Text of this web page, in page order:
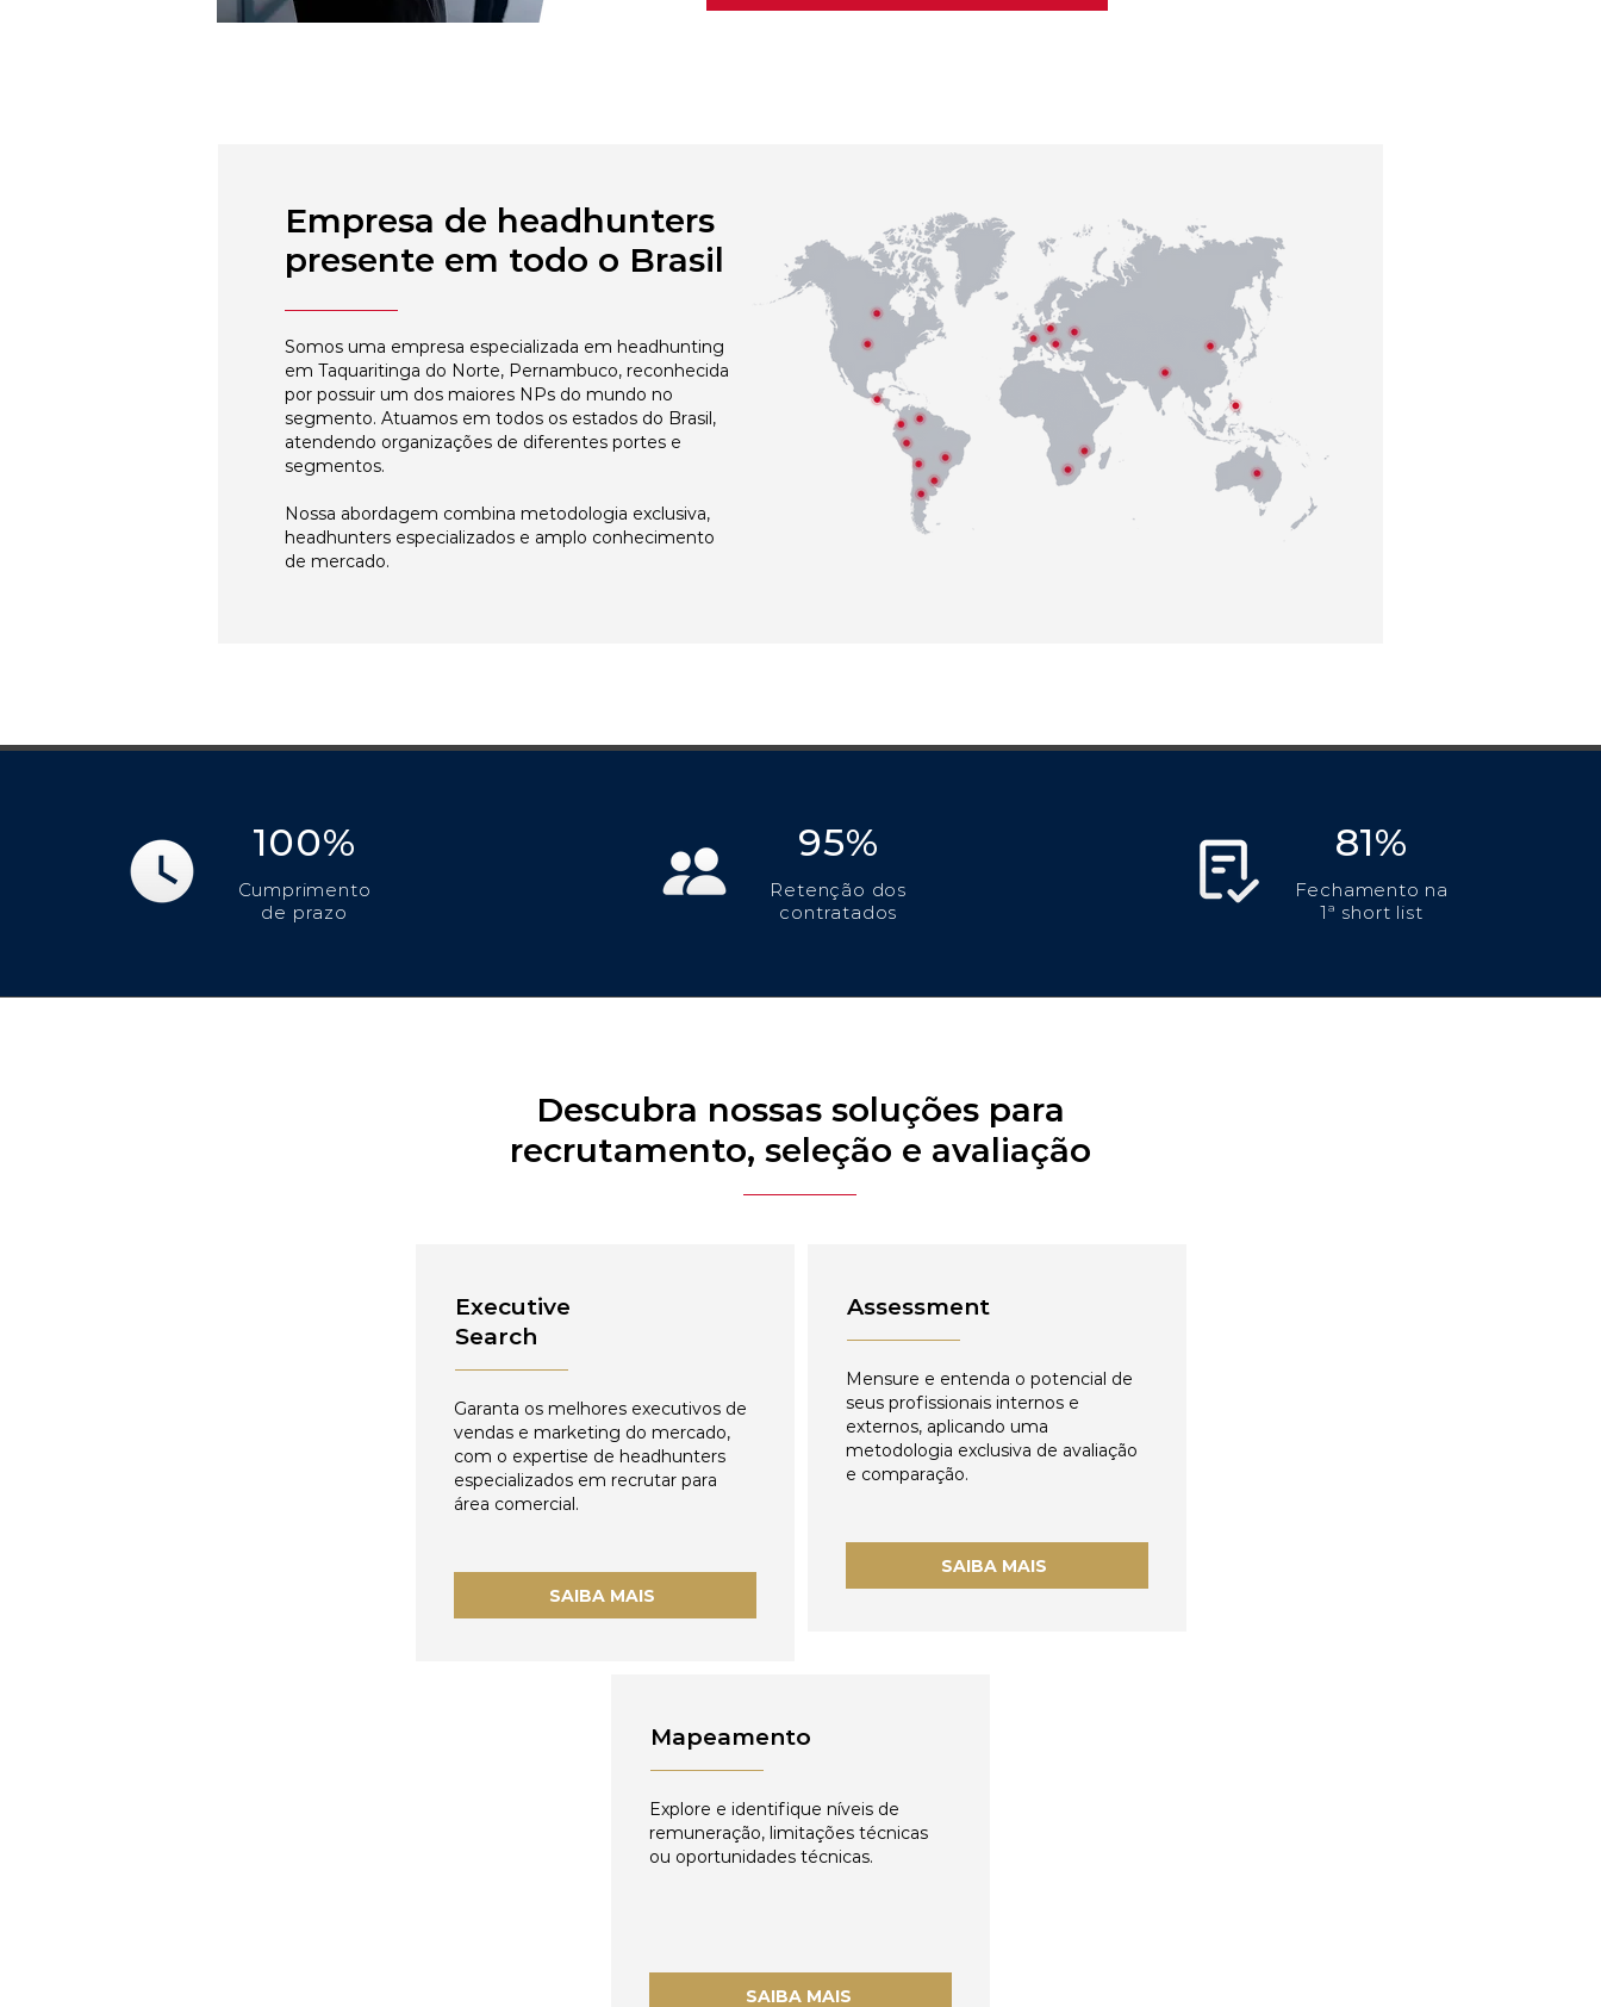
Empresa de headhunters
presente em todo o Brasil
Somos uma empresa especializada em headhunting
em Taquaritinga do Norte, Pernambuco, reconhecida
por possuir um dos maiores NPs do mundo no
segmento. Atuamos em todos os estados do Brasil,
atendendo organizações de diferentes portes e
segmentos.
Nossa abordagem combina metodologia exclusiva,
headhunters especializados e amplo conhecimento
de mercado.
100%
Cumprimento
de prazo
95%
Retenção dos
contratados
81%
Fechamento na
1ª short list
Descubra nossas soluções para
recrutamento, seleção e avaliação
Executive
Search
Garanta os melhores executivos de
vendas e marketing do mercado,
com o expertise de headhunters
especializados em recrutar para
área comercial.
SAIBA MAIS
Assessment
Mensure e entenda o potencial de
seus profissionais internos e
externos, aplicando uma
metodologia exclusiva de avaliação
e comparação.
SAIBA MAIS
Mapeamento
Explore e identifique níveis de
remuneração, limitações técnicas
ou oportunidades técnicas.
SAIBA MAIS